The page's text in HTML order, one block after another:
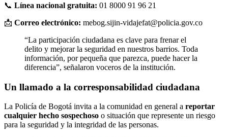
📞 Línea nacional gratuita: 01 8000 91 96 21
📩 Correo electrónico: mebog.sijin-vidajefat@policia.gov.co
“La participación ciudadana es clave para frenar el
delito y mejorar la seguridad en nuestros barrios. Toda
información, por pequeña que parezca, puede hacer la
diferencia”, señalaron voceros de la institución.
Un llamado a la corresponsabilidad ciudadana
La Policía de Bogotá invita a la comunidad en general a reportar
cualquier hecho sospechoso o situación que represente un riesgo
para la seguridad y la integridad de las personas.